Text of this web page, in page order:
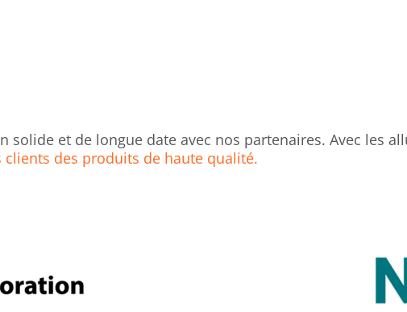
solide et de longue date avec nos partenaires. Avec les
des produits de haute qualité.